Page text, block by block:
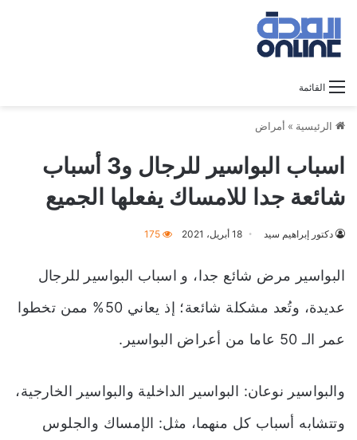
القائمة
الرئيسية » أمراض
اسباب البواسير للرجال و3 أسباب
شائعة جدا للامساك يفعلها الجميع
دكتور إبراهيم سيد 18 أبريل، 2021 175
البواسير مرض شائع جدا، و اسباب البواسير للرجال
عديدة، وتُعد مشكلة شائعة؛ إذ يعاني 50% ممن تخطوا
عمر الـ 50 عاما من أعراض البواسير.
والبواسير نوعان: البواسير الداخلية والبواسير الخارجية،
وتتشابه أسباب كل منهما، مثل: الإمساك والجلوس